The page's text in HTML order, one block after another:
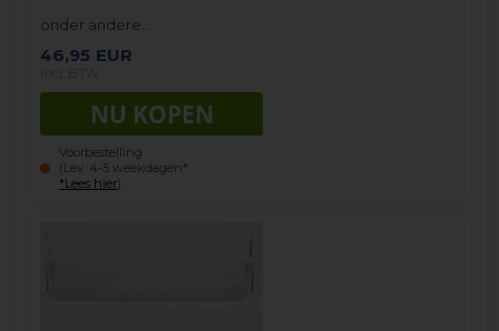
onder andere…
46,95 EUR
Voorbestelling
(Lev. 4-5 weekdagen*
*Lees hier)